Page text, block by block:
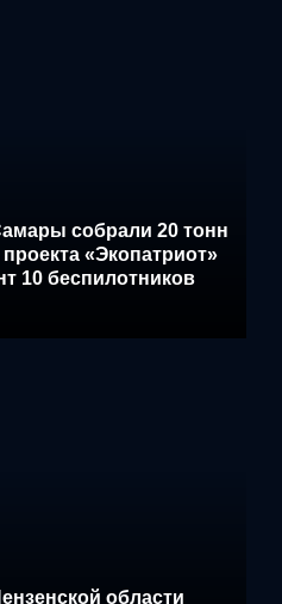
собрали 20 тонн
«Экопатриот»
10 беспилотников
области